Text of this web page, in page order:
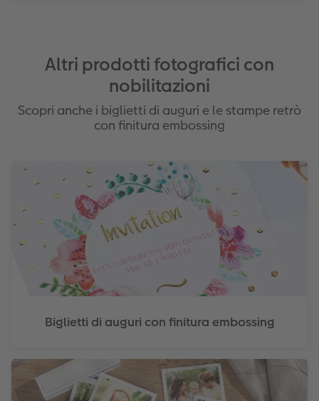
Altri prodotti fotografici con
nobilitazioni
Scopri anche i biglietti di auguri e le stampe retrò
con finitura embossing
Biglietti di auguri con finitura embossing